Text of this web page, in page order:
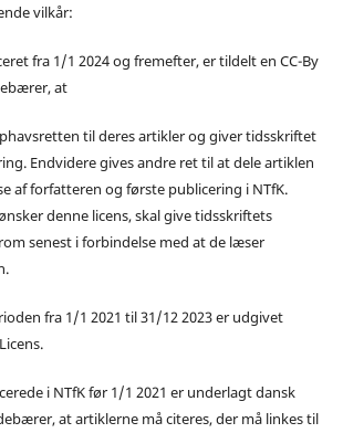
vilkår:
fra 1/1 2024 og fremefter, er tildelt en CC-By
at
til deres artikler og giver tidsskriftet
Endvidere gives andre ret til at dele artiklen
af forfatteren og første publicering i NTfK.
denne licens, skal give tidsskriftets
senest i forbindelse med at de læser
fra 1/1 2021 til 31/12 2023 er udgivet
i NTfK før 1/1 2021 er underlagt dansk
at artiklerne må citeres, der må linkes til